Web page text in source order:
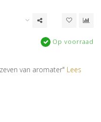
Op voorraad
van aromater" Lees